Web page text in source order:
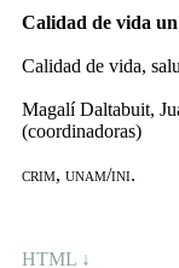
Calidad de vida
Calidad de vida,
Magalí Daltabuit,
(coordinadoras)
crim, unam/ini.
HTML ↓